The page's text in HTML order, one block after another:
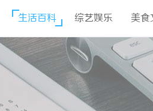
生活百科 综艺娱乐 美食